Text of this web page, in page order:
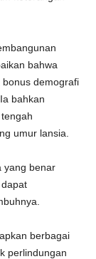
bahwa
demografi
bahkan
umur lansia.
yang benar
berbagai
perlindungan